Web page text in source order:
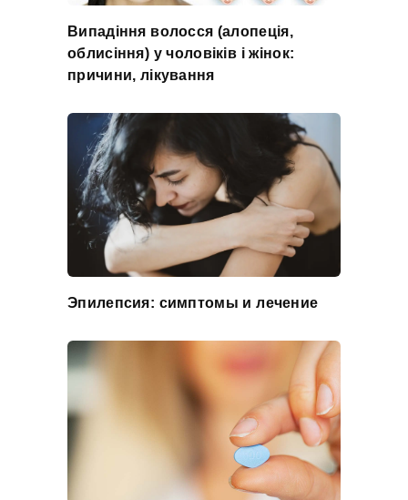
Випадіння волосся (алопеція,
облисіння) у чоловіків і жінок:
причини, лікування
Эпилепсия: симптомы и лечение